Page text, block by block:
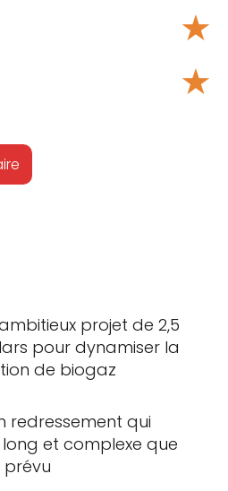
★
★
projet de 2,5
pour dynamiser la
de biogaz
redressement qui
et complexe que
prévu